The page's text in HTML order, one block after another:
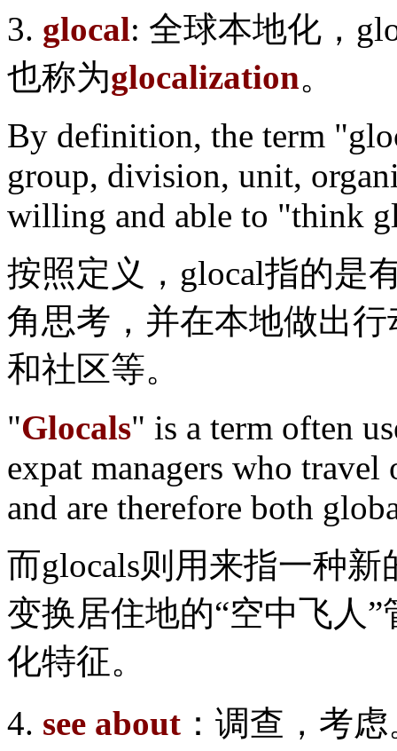
3. glocal: 全球本地化，
也称为glocalization。
By definition, the term
group, division, unit,
willing and able to "think
按照定义，glocal指的是
角思考，并在本地做出
和社区等。
"Glocals" is a term often
expat managers who
and are therefore both
而glocals则用来指一种
变换居住地的“空中飞人
化特征。
4. see about ：调查，考